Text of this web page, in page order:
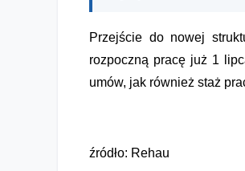
Przejście do nowej
rozpoczną pracę już 1
umów, jak również staż
źródło: Rehau